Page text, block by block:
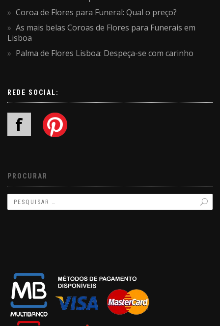
Coroa de Flores para Funeral: Qual o preço?
As mais belas Coroas de Flores para Funerais em
Lisboa
Palma de Flores Lisboa: Despeça-se com carinho
REDE SOCIAL:
PROCURAR